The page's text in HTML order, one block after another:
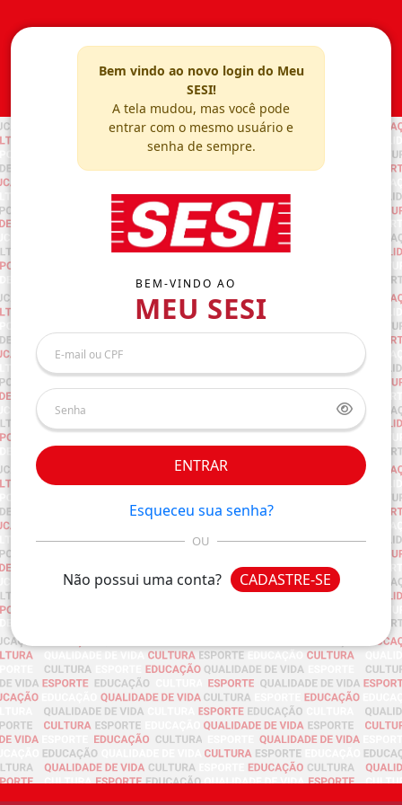
Bem vindo ao novo login do Meu
SESI!
A tela mudou, mas você pode
entrar com o mesmo usuário e
senha de sempre.
BEM-VINDO AO
MEU SESI
ENTRAR
Esqueceu sua senha?
OU
Não possui uma conta? CADASTRE-SE